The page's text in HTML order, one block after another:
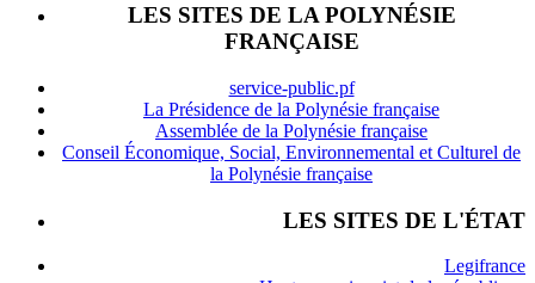
LES SITES DE LA POLYNÉSIE
FRANÇAISE
service-public.pf
La Présidence de la Polynésie française
Assemblée de la Polynésie française
Conseil Économique, Social, Environnemental et Culturel de
la Polynésie française
LES SITES DE L'ÉTAT
Legifrance